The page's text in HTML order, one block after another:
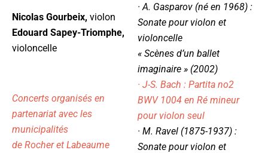
Nicolas Gourbeix, violon
Edouard Sapey-Triomphe,
violoncelle
Concerts organisés en
partenariat avec les
municipalités
de Rocher et Labeaume
· A. Gasparov (né en 1968) :
Sonate pour violon et
violoncelle
« Scènes d’un ballet
imaginaire » (2002)
· J-S. Bach : Partita no2
BWV 1004 en Ré mineur
pour violon seul
· M. Ravel (1875-1937) :
Sonate pour violon et